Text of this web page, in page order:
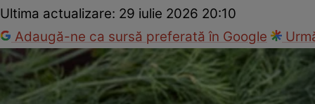
Ultima actualizare: 29 iulie 2026 20:10
Adaugă-ne ca sursă preferată în Google